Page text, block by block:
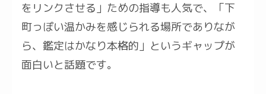
をリンクさせる」ための指導も人気で、「下
町っぽい温かみを感じられる場所でありなが
ら、鑑定はかなり本格的」というギャップが
面白いと話題です。